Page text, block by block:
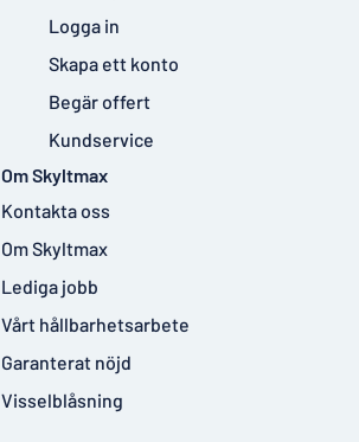
Logga in
Skapa ett konto
Begär offert
Kundservice
Om Skyltmax
Kontakta oss
Om Skyltmax
Lediga jobb
Vårt hållbarhetsarbete
Garanterat nöjd
Visselblåsning